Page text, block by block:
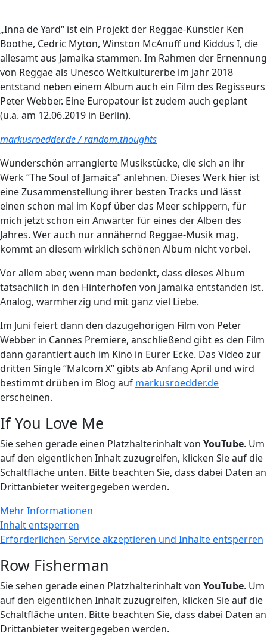
„Inna de Yard“ ist ein Projekt der Reggae-Künstler Ken
Boothe, Cedric Myton, Winston McAnuff und Kiddus I, die
allesamt aus Jamaika stammen. Im Rahmen der Ernennung
von Reggae als Unesco Weltkulturerbe im Jahr 2018
entstand neben einem Album auch ein Film des Regisseurs
Peter Webber. Eine Europatour ist zudem auch geplant
(u.a. am 12.06.2019 in Berlin).
markusroedder.de / random.thoughts
Wunderschön arrangierte Musikstücke, die sich an ihr
Werk “The Soul of Jamaica” anlehnen. Dieses Werk hier ist
eine Zusammenstellung ihrer besten Tracks und lässt
einen schon mal im Kopf über das Meer schippern, für
mich jetzt schon ein Anwärter für eines der Alben des
Jahres. Wer auch nur annähernd Reggae-Musik mag,
kommt an diesem wirklich schönen Album nicht vorbei.
Vor allem aber, wenn man bedenkt, dass dieses Album
tatsächlich in den Hinterhöfen von Jamaika entstanden ist.
Analog, warmherzig und mit ganz viel Liebe.
Im Juni feiert dann den dazugehörigen Film von Peter
Webber in Cannes Premiere, anschließend gibt es den Film
dann garantiert auch im Kino in Eurer Ecke. Das Video zur
dritten Single “Malcom X” gibts ab Anfang April und wird
bestimmt drüben im Blog auf markusroedder.de
erscheinen.
If You Love Me
Sie sehen gerade einen Platzhalterinhalt von YouTube. Um
auf den eigentlichen Inhalt zuzugreifen, klicken Sie auf die
Schaltfläche unten. Bitte beachten Sie, dass dabei Daten an
Drittanbieter weitergegeben werden.
Mehr Informationen
Inhalt entsperren
Erforderlichen Service akzeptieren und Inhalte entsperren
Row Fisherman
Sie sehen gerade einen Platzhalterinhalt von YouTube. Um
auf den eigentlichen Inhalt zuzugreifen, klicken Sie auf die
Schaltfläche unten. Bitte beachten Sie, dass dabei Daten an
Drittanbieter weitergegeben werden.